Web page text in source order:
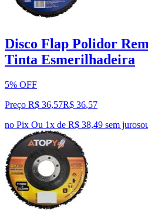
Disco Flap Polidor
Tinta Esmerilhadeira
5% OFF
Preço R$ 36,57R$ 36,57
no Pix Ou 1x de R$ 38,49 sem juros